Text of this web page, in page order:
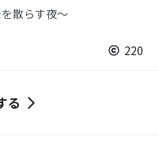
散らす夜～
220
る